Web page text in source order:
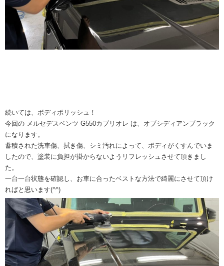
続いては、ボディポリッシュ！
今回の メルセデスベンツ G550カブリオレ は、オブシディアンブラック
になります。
蓄積された洗車傷、拭き傷、シミ汚れによって、ボディがくすんでいま
したので、塗装に負担が掛からないようリフレッシュさせて頂きまし
た。
一台一台状態を確認し、お車に合ったベストな方法で綺麗にさせて頂け
ればと思います(^^)